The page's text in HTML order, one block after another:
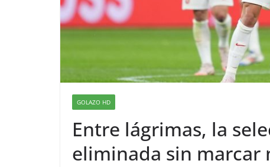
GOLAZO HD
Entre lágrimas, la
eliminada sin marcar